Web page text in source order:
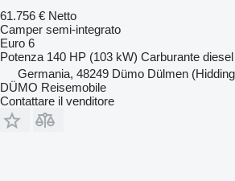
61.756 € Netto
Camper semi-integrato
Euro 6
Potenza 140 HP (103 kW) Carburante diesel
Germania, 48249 Dümo Dülmen
DÜMO Reisemobile
Contattare il venditore